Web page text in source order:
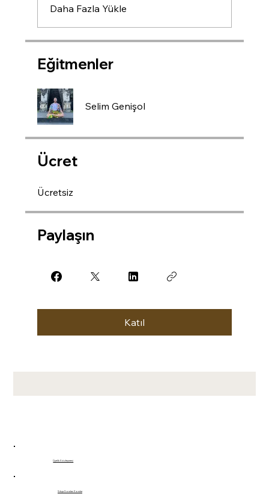
Daha Fazla Yükle
Eğitmenler
Selim Genişol
Ücret
Ücretsiz
Paylaşın
Katıl
Sıkça Sorulan Sorular
Üyelik Sözleşmesi